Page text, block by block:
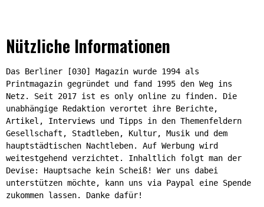
Nützliche Informationen
Das Berliner [030] Magazin wurde 1994 als
Printmagazin gegründet und fand 1995 den Weg ins
Netz. Seit 2017 ist es only online zu finden. Die
unabhängige Redaktion verortet ihre Berichte,
Artikel, Interviews und Tipps in den Themenfeldern
Gesellschaft, Stadtleben, Kultur, Musik und dem
hauptstädtischen Nachtleben. Auf Werbung wird
weitestgehend verzichtet. Inhaltlich folgt man der
Devise: Hauptsache kein Scheiß! Wer uns dabei
unterstützen möchte, kann uns via Paypal eine Spende
zukommen lassen. Danke dafür!